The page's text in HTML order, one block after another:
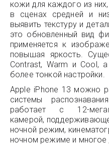
кожи для каждого из
в сценах средней и
выявить текстуру и
это обновленный вид
применяется к
повышая яркость.
Contrast, Warm и Cool,
более тонкой настройки.
Apple iPhone 13 можно
системы
работает с 12-
камерой,
ночной режим,
ночном режиме и многое